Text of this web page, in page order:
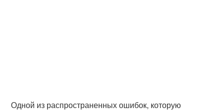
Одной из распространенных ошибок, которую